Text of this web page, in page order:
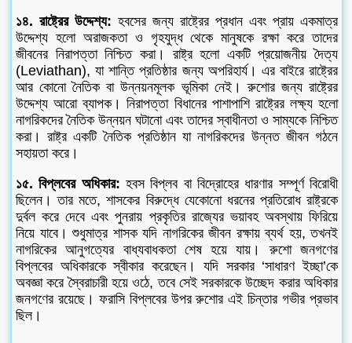
১৪. রাষ্ট্রের উদ্দেশ্য: হবসের জন্য রাষ্ট্রের প্রধান এবং প্রায় একমাত্র
উদ্দেশ্য হলো অরাজকতা ও গৃহযুদ্ধ থেকে মানুষকে রক্ষা করে তাদের
জীবনের নিরাপত্তা নিশ্চিত করা। রাষ্ট্র হলো একটি প্রয়োজনীয় দৈত্য
(Leviathan), যা শান্তি প্রতিষ্ঠার জন্য অপরিহার্য। এর বাইরে রাষ্ট্রের
আর কোনো নৈতিক বা উন্নয়নমূলক ভূমিকা নেই। রুশোর জন্য রাষ্ট্রের
উদ্দেশ্য আরো ব্যাপক। নিরাপত্তা বিধানের পাশাপাশি রাষ্ট্রের লক্ষ্য হলো
নাগরিকদের নৈতিক উন্নয়ন ঘটানো এবং তাদের স্বাধীনতা ও সাম্যকে নিশ্চিত
করা। রাষ্ট্র একটি নৈতিক প্রতিষ্ঠান যা নাগরিকদের উন্নত জীবন গঠনে
সহায়তা করে।
১৫. বিপ্লবের অধিকার: হবস বিপ্লব বা বিদ্রোহের ধারণার সম্পূর্ণ বিরোধী
ছিলেন। তার মতে, শাসকের বিরুদ্ধে যেকোনো ধরনের প্রতিরোধ রাষ্ট্রকে
দুর্বল করে দেবে এবং পুনরায় প্রকৃতির রাজ্যের ভয়াবহ অবস্থায় ফিরিয়ে
নিয়ে যাবে। শুধুমাত্র শাসক যদি নাগরিকের জীবন রক্ষায় ব্যর্থ হয়, তখনই
নাগরিকের আনুগত্যের বাধ্যবাধকতা শেষ হয়ে যায়। রুশো জনগণের
বিপ্লবের অধিকারকে স্বীকার করেছেন। যদি সরকার ‘সাধারণ ইচ্ছা’কে
অবজ্ঞা করে স্বৈরাচারী হয়ে ওঠে, তবে সেই সরকারকে উচ্ছেদ করার অধিকার
জনগণের রয়েছে। ফরাসি বিপ্লবের উপর রুশোর এই চিন্তার গভীর প্রভাব
ছিল।